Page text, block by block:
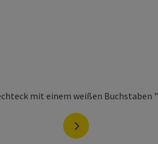
nächstes Element